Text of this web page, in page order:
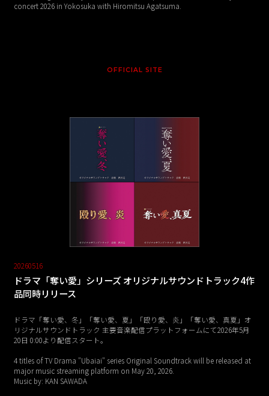
concert 2026 in Yokosuka with Hiromitsu Agatsuma.
OFFICIAL SITE
20260516
ドラマ「奪い愛」シリーズ オリジナルサウンドトラック4作
品同時リリース
ドラマ「奪い愛、冬」「奪い愛、夏」「殴り愛、炎」「奪い愛、真夏」オ
リジナルサウンドトラック 主要音楽配信プラットフォームにて2026年5月
20日 0:00より配信スタート。
4 titles of TV Drama "Ubaiai" series Original Soundtrack will be released at
major music streaming platform on May 20, 2026.
Music by: KAN SAWADA